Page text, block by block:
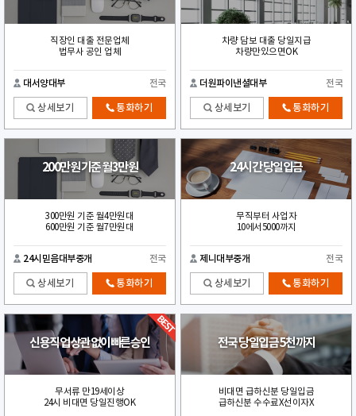
직장인 대출 전문업체
법무사 공인 업체
대서양대부 전국
상세보기 통화하기
차량 담보 대출 당일지급
차량만있으면OK
더원파이낸셜대부 전국
상세보기 통화하기
200만원 기준 월3만원
300만원 기준 월4만원대
600만원 기준 월7만원대
24시믿음대부중개 전국
상세보기 통화하기
24시간 당일입금
무직부터 사업자
10에서5000까지
제니대부중개 전국
상세보기 통화하기
신용직업 상관없이빠른승인
무서류 만19세이상
24시 비대면 당일진행OK
전국 당일입금 5천까지
비대면 급하신분 당일입금
급하신분 수수료X선이자X